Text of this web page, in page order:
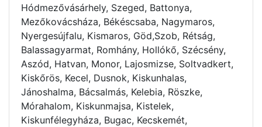
Hódmezővásárhely, Szeged, Battonya,
Mezőkovácsháza, Békéscsaba, Nagymaros,
Nyergesújfalu, Kismaros, Göd,Szob, Rétság,
Balassagyarmat, Romhány, Hollókő, Szécsény,
Aszód, Hatvan, Monor, Lajosmizse, Soltvadkert,
Kiskőrös, Kecel, Dusnok, Kiskunhalas,
Jánoshalma, Bácsalmás, Kelebia, Röszke,
Mórahalom, Kiskunmajsa, Kistelek,
Kiskunfélegyháza, Bugac, Kecskemét,